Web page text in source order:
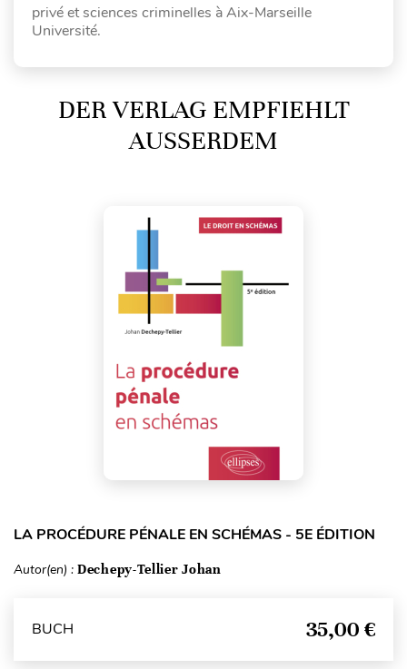
privé et sciences criminelles à Aix-Marseille
Université.
DER VERLAG EMPFIEHLT
AUSSERDEM
LA PROCÉDURE PÉNALE EN SCHÉMAS - 5E ÉDITION
Autor(en) : Dechepy-Tellier Johan
BUCH 35,00 €